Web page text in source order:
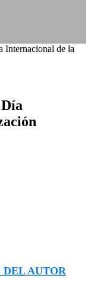
Internacional de la
DEL AUTOR